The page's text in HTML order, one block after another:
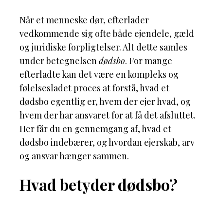
Når et menneske dør, efterlader
vedkommende sig ofte både ejendele, gæld
og juridiske forpligtelser. Alt dette samles
under betegnelsendødsbo. For mange
efterladte kan det være en kompleks og
følelsesladet proces at forstå, hvad et
dødsbo egentlig er, hvem der ejer hvad, og
hvem der har ansvaret for at få det afsluttet.
Her får du en gennemgang af, hvad et
dødsbo indebærer, og hvordan ejerskab, arv
og ansvar hænger sammen.
Hvad betyder dødsbo?